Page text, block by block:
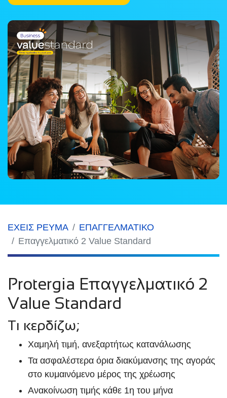
ΕΧΕΙΣ ΡΕΥΜΑ
ΕΠΑΓΓΕΛΜΑΤΙΚΟ
Επαγγελματικό 2 Value Standard
Protergia Επαγγελματικό 2
Value Standard
Τι κερδίζω;
Χαμηλή τιμή, ανεξαρτήτως κατανάλωσης
Τα ασφαλέστερα όρια διακύμανσης της αγοράς
στο κυμαινόμενο μέρος της χρέωσης
Ανακοίνωση τιμής κάθε 1η του μήνα